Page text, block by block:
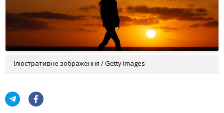
Ілюстративне зображення / Getty Images